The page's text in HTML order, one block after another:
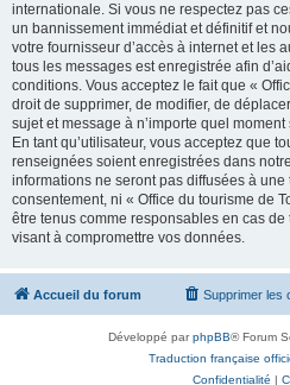
internationale. Si vous ne respectez pas
un bannissement immédiat et définitif et
votre fournisseur d’accès à internet et les
tous les messages est enregistrée afin
conditions. Vous acceptez le fait que «
droit de supprimer, de modifier, de
sujet et message à n’importe quel
En tant qu’utilisateur, vous acceptez que
renseignées soient enregistrées dans
informations ne seront pas diffusées à une
consentement, ni « Office du tourisme de
être tenus comme responsables en cas
visant à compromettre vos données.
Accueil du forum Supprimer les
Développé parphpBB® Forum
Traduction française
Confidentialité |